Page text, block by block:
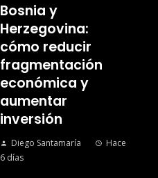
Bosnia y
Herzegovina:
cómo reducir
fragmentación
económica y
aumentar
inversión
Diego Santamaría
Hace
6 días